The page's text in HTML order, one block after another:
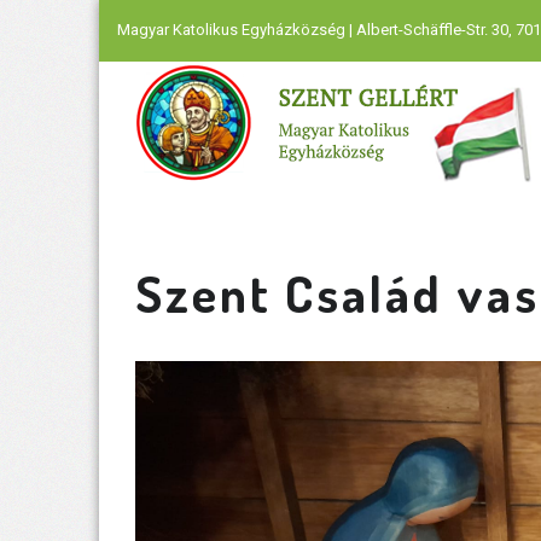
Magyar Katolikus Egyházközség | Albert-Schäffle-Str. 30,
Szent Család